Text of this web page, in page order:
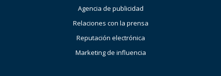
Agencia de publicidad
Relaciones con la prensa
Reputación electrónica
Marketing de influencia